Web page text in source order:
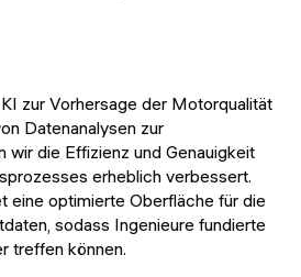
zur Vorhersage der Motorqualität
Datenanalysen zur
wir die Effizienz und Genauigkeit
erheblich verbessert.
eine optimierte Oberfläche für die
sodass Ingenieure fundierte
treffen können.